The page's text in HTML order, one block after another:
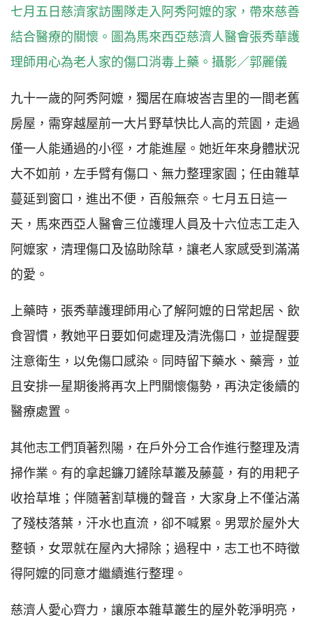
七月五日慈濟家訪團隊走入阿秀阿嬤的家，帶來慈善
結合醫療的關懷。圖為馬來西亞慈濟人醫會張秀華護
理師用心為老人家的傷口消毒上藥。攝影／郭麗儀
九十一歲的阿秀阿嬤，獨居在麻坡峇吉里的一間老舊
房屋，需穿越屋前一大片野草快比人高的荒園，走過
僅一人能通過的小徑，才能進屋。她近年來身體狀況
大不如前，左手臂有傷口、無力整理家園；任由雜草
蔓延到窗口，進出不便，百般無奈。七月五日這一
天，馬來西亞人醫會三位護理人員及十六位志工走入
阿嬤家，清理傷口及協助除草，讓老人家感受到滿滿
的愛。
上藥時，張秀華護理師用心了解阿嬤的日常起居、飲
食習慣，教她平日要如何處理及清洗傷口，並提醒要
注意衛生，以免傷口感染。同時留下藥水、藥膏，並
且安排一星期後將再次上門關懷傷勢，再決定後續的
醫療處置。
其他志工們頂著烈陽，在戶外分工合作進行整理及清
掃作業。有的拿起鐮刀鏟除草叢及藤蔓，有的用耙子
收拾草堆；伴隨著割草機的聲音，大家身上不僅沾滿
了殘枝落葉，汗水也直流，卻不喊累。男眾於屋外大
整頓，女眾就在屋內大掃除；過程中，志工也不時徵
得阿嬤的同意才繼續進行整理。
慈濟人愛心齊力，讓原本雜草叢生的屋外乾淨明亮，